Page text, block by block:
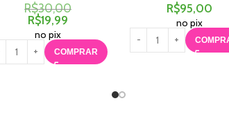
R$30,00
R$19,99
no pix
COMPRAR
R$95,00
no pix